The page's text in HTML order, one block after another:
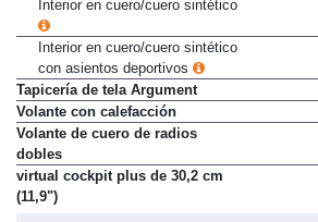
Interior en cuero/cuero sintético
Interior en cuero/cuero sintético
con asientos deportivos
Tapicería de tela Argument
Volante con calefacción
Volante de cuero de radios
dobles
virtual cockpit plus de 30,2 cm